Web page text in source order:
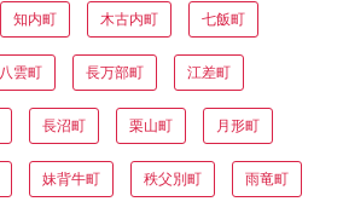
知内町 木古内町 七飯町
八雲町 長万部町 江差町
長沼町 栗山町 月形町
妹背牛町 秩父別町 雨竜町